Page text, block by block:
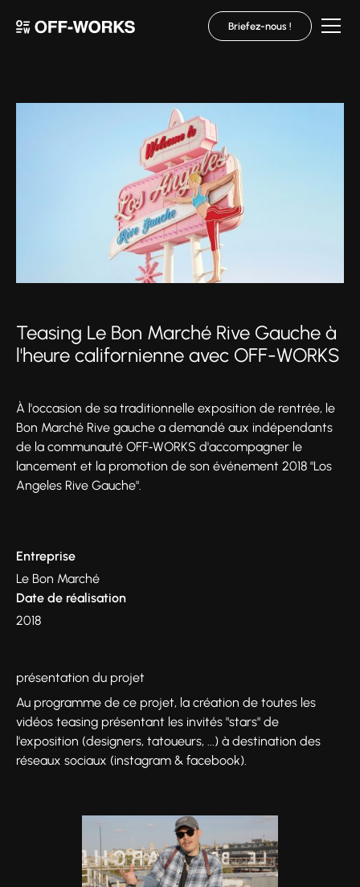
Briefez-nous !
Teasing Le Bon Marché Rive Gauche à
l'heure californienne avec OFF-WORKS
À l'occasion de sa traditionnelle exposition de rentrée, le
Bon Marché Rive gauche a demandé aux indépendants
de la communauté OFF‑WORKS d'accompagner le
lancement et la promotion de son événement 2018 "Los
Angeles Rive Gauche".
Entreprise
Le Bon Marché
Date de réalisation
2018
présentation du projet
Au programme de ce projet, la création de toutes les
vidéos teasing présentant les invités "stars" de
l'exposition (designers, tatoueurs, ...) à destination des
réseaux sociaux (instagram & facebook).